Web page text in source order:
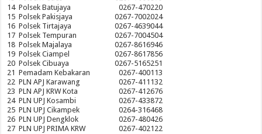
14 Polsek Batujaya
0267-470220
15 Polsek Pakisjaya
0267-7002024
16 Polsek Tirtajaya
0267-4639044
17 Polsek Tempuran
0267-7004504
18 Polsek Majalaya
0267-8616946
19 Polsek Ciampel
0267-8617856
20 Polsek Cibuaya
0267-5165251
21 Pemadam Kebakaran
0267-400113
22 PLN APJ Karawang
0267-411132
23 PLN APJ KRW Kota
0267-412676
24 PLN UPJ Kosambi
0267-433872
25 PLN UPJ Cikampek
0264-316468
26 PLN UPJ Dengklok
0267-480426
27 PLN UPJ PRIMA KRW 0267-402122